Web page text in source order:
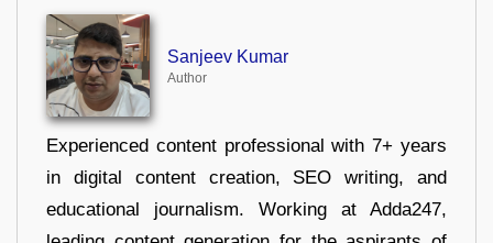
Sanjeev Kumar
Author
Experienced content professional with 7+ years
in digital content creation, SEO writing, and
educational journalism. Working at Adda247,